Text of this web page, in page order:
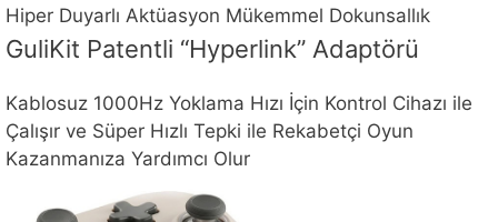
Hiper Duyarlı Aktüasyon Mükemmel Dokunsallık
GuliKit Patentli “Hyperlink” Adaptörü
Kablosuz 1000Hz Yoklama Hızı İçin Kontrol Cihazı ile
Çalışır ve Süper Hızlı Tepki ile Rekabetçi Oyun
Kazanmanıza Yardımcı Olur